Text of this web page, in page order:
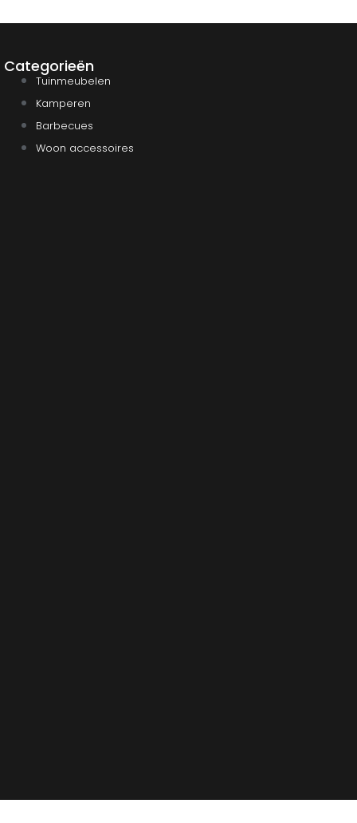
Categorieën
Tuinmeubelen
Kamperen
Barbecues
Woon accessoires